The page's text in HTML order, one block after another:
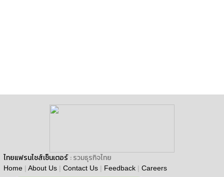
ไทยแฟรนไชส์เซ็นเตอร์ : รวมธุรกิจไทย
Home | About Us | Contact Us | Feedback | Careers